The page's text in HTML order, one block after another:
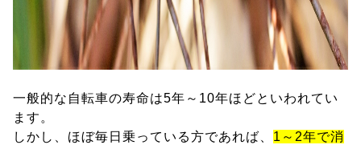
一般的な自転車の寿命は5年～10年ほどといわれてい
ます。
しかし、ほぼ毎日乗っている方であれば、 1～2年で消